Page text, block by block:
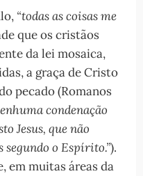
“todas as coisas me
que os cristãos
da lei mosaica,
a graça de Cristo
pecado (Romanos
condenação
Jesus, que não
segundo o Espírito.”).
em muitas áreas da